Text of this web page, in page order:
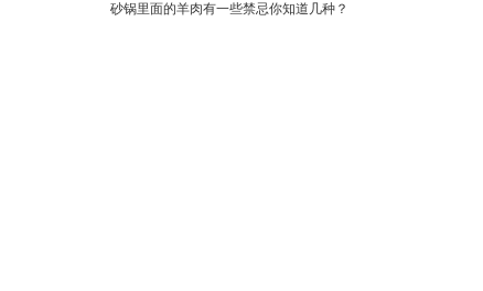
砂锅里面的羊肉有一些禁忌你知道几种？